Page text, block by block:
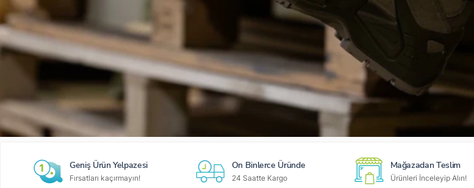
Geniş Ürün Yelpazesi
Fırsatları kaçırmayın!
On Binlerce Üründe
24 Saatte Kargo
Mağazadan Teslim
Ürünleri İnceleyip Alın!